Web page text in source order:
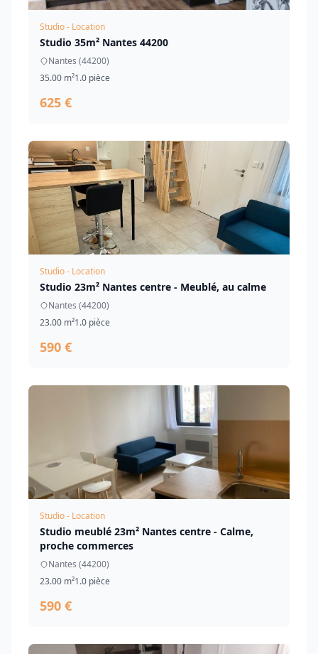
Studio - Location
Studio 35m² Nantes 44200
Nantes (44200)
35.00 m²1.0 pièce
625 €
Studio - Location
Studio 23m² Nantes centre - Meublé, au calme
Nantes (44200)
23.00 m²1.0 pièce
590 €
Studio - Location
Studio meublé 23m² Nantes centre - Calme,
proche commerces
Nantes (44200)
23.00 m²1.0 pièce
590 €